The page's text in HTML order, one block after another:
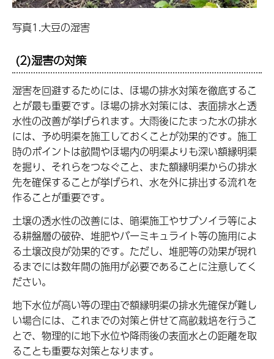
写真1.大豆の湿害
(2)湿害の対策
湿害を回避するためには、ほ場の排水対策を徹底するこ
とが最も重要です。ほ場の排水対策には、表面排水と透
水性の改善が挙げられます。大雨後にたまった水の排水
には、予め明渠を施工しておくことが効果的です。施工
時のポイントは畝間やほ場内の明渠よりも深い額縁明渠
を掘り、それらをつなぐこと、また額縁明渠からの排水
先を確保することが挙げられ、水を外に排出する流れを
作ることが重要です。
土壌の透水性の改善には、暗渠施工やサブソイラ等によ
る耕盤層の破砕、堆肥やバーミキュライト等の施用によ
る土壌改良が効果的です。ただし、堆肥等の効果が現れ
るまでには数年間の施用が必要であることに注意してく
ださい。
地下水位が高い等の理由で額縁明渠の排水先確保が難し
い場合には、これまでの対策と併せて高畝栽培を行うこ
とで、物理的に地下水位や降雨後の表面水との距離を取
ることも重要な対策となります。